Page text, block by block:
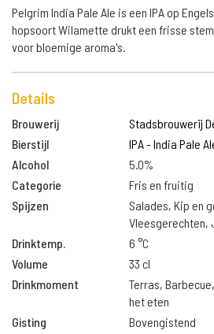
Pelgrim India Pale Ale is een IPA op
hopsoort Wilamette drukt een frisse
voor bloemige aroma's.
Details
Brouwerij
Stadsbrouwerij
Bierstijl
IPA - India Pale
Alcohol
5.0%
Categorie
Fris en fruitig
Spijzen
Salades, Kip en
Vleesgerechten,
Drinktemp.
6 °C
Volume
33 cl
Drinkmoment
Terras,
het eten
Gisting
Bovengistend